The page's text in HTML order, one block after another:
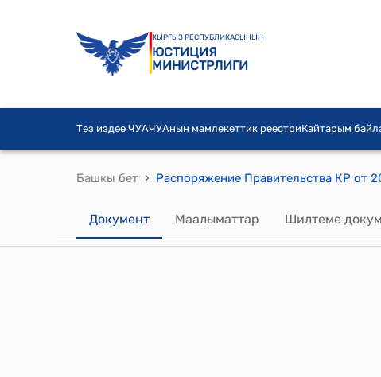
КЫРГЫЗ РЕСПУБЛИКАСЫНЫН
ЮСТИЦИЯ
МИНИСТРЛИГИ
Тез издөө ЧУАЧУАнын мамлекеттик реестриКайтарым
Башкы бет › Распоряжение Правительства КР от
Документ Маалыматтар Шилтеме